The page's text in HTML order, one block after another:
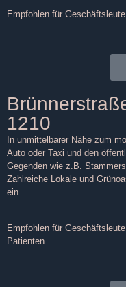
Empfohlen für
1210
In unmittelbarer Nähe zum
Auto oder Taxi und den
Gegenden wie z.B.
Zahlreiche Lokale und
ein.
Empfohlen für
Patienten.